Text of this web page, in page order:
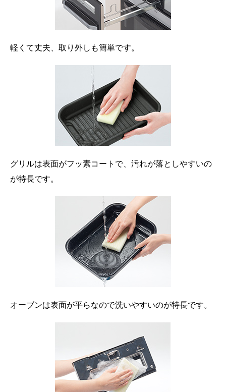
軽くて丈夫、取り外しも簡単です。
グリルは表面がフッ素コートで、汚れが落としやすいの
が特長です。
オーブンは表面が平らなので洗いやすいのが特長です。